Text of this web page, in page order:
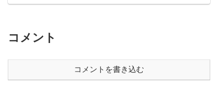
コメント
コメントを書き込む